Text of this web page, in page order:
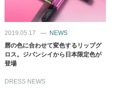
2019.05.17
NEWS
唇の色に合わせて変色するリップグ
ロス。ジバンシイから日本限定色が
登場
DRESS NEWS